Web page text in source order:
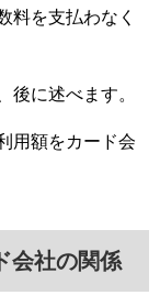
料を支払わなく
後に述べます。
用額をカード会
会社の関係